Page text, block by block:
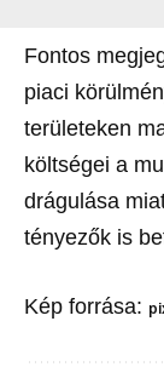
Fontos
piaci
területeken
költségei a
drágulása
tényezők is
Kép forrása: